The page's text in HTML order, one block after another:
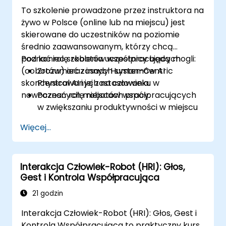
To szkolenie prowadzone przez instruktora na
żywo w Polsce (online lub na miejscu) jest
skierowane do uczestników na poziomie
średnio zaawansowanym, którzy chcą
poznać rolę robotów współpracujących
(cobotów) oraz innych systemów AI
skoncentrowanych na człowieku w
nowoczesnych miejscach pracy.
Pod koniec szkolenia uczestnicy będą mogli:
Zrozumieć zasady Human-Centric
Physical AI i jej zastosowania.
Poznać rolę robotów współpracujących
w zwiększaniu produktywności w miejscu
Identyfikować i rozwiązywać wyzwania w
interakcjach człowiek-maszyna.
Projektować przepływy pracy
optymalizujące współpracę między
ludźmi a systemami napędzanymi przez
AI.
miejscach pracy zintegrowanych z AI.
Więcej...
Interakcja Człowiek-Robot (HRI): Głos,
Gest i Kontrola Współpracująca
21 godzin
Interakcja Człowiek-Robot (HRI): Głos, Gest i